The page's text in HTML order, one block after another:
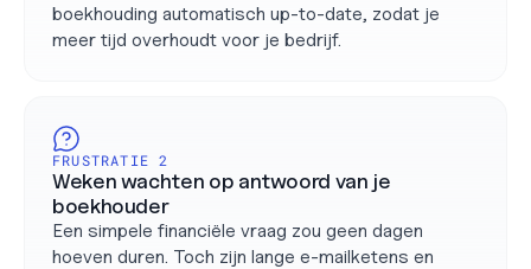
boekhouding automatisch up-to-date, zodat je
meer tijd overhoudt voor je bedrijf.
FRUSTRATIE 2
Weken wachten op antwoord van je
boekhouder
Een simpele financiële vraag zou geen dagen
hoeven duren. Toch zijn lange e-mailketens en